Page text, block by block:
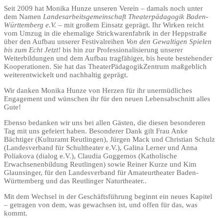
Seit 2009 hat Monika Hunze unseren Verein – damals noch unter
dem Namen Landesarbeitsgemeinschaft Theaterpädagogik Baden-
Württemberg e.V. – mit großem Einsatz geprägt. Ihr Wirken reicht
vom Umzug in die ehemalige Strickwarenfabrik in der Heppstraße
über den Aufbau unserer Festivalreihen Von den Gewaltigen Spielen
bis zum Echt Jetzt! bis hin zur Professionalisierung unserer
Weiterbildungen und dem Aufbau tragfähiger, bis heute bestehender
Kooperationen. Sie hat das TheaterPädagogikZentrum maßgeblich
weiterentwickelt und nachhaltig geprägt.
Wir danken Monika Hunze von Herzen für ihr unermüdliches
Engagement und wünschen ihr für den neuen Lebensabschnitt alles
Gute!
Ebenso bedanken wir uns bei allen Gästen, die diesen besonderen
Tag mit uns gefeiert haben. Besonderer Dank gilt Frau Anke
Bächtiger (Kulturamt Reutlingen), Jürgen Mack und Christian Schulz
(Landesverband für Schultheater e.V.), Galina Lerner und Anna
Poliakova (dialog e.V.), Claudia Guggemos (Katholische
Erwachsenenbildung Reutlingen) sowie Reiner Kurze und Kim
Glaunsinger, für den Landesverband für Amateurtheater Baden-
Württemberg und das Reutlinger Naturtheater..
Mit dem Wechsel in der Geschäftsführung beginnt ein neues Kapitel
– getragen von dem, was gewachsen ist, und offen für das, was
kommt.